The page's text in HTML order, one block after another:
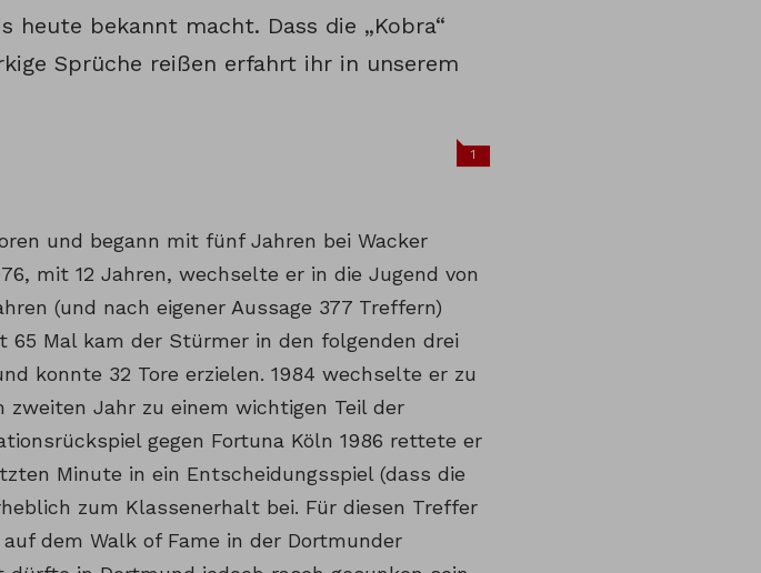
heute bekannt macht. Dass die „Kobra“
Sprüche reißen erfahrt ihr in unserem
1
und begann mit fünf Jahren bei Wacker
mit 12 Jahren, wechselte er in die Jugend von
(und nach eigener Aussage 377 Treffern)
65 Mal kam der Stürmer in den folgenden drei
konnte 32 Tore erzielen. 1984 wechselte er zu
zweiten Jahr zu einem wichtigen Teil der
gegen Fortuna Köln 1986 rettete er
Minute in ein Entscheidungsspiel (dass die
zum Klassenerhalt bei. Für diesen Treffer
dem Walk of Fame in der Dortmunder